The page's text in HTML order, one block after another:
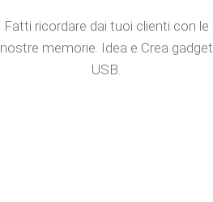
Fatti ricordare dai tuoi clienti con le
nostre memorie. Idea e Crea gadget
USB.